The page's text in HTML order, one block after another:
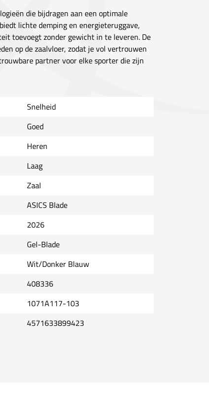
die bijdragen aan een optimale
lichte demping en energieteruggave,
toevoegt zonder gewicht in te leveren. De
op de zaalvloer, zodat je vol vertrouwen
partner voor elke sporter die zijn
Snelheid
Goed
Heren
Laag
Zaal
ASICS Blade
2026
Gel-Blade
Wit/Donker Blauw
408336
1071A117-103
4571633899423